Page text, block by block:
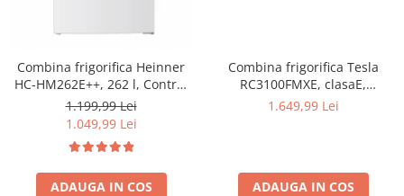
Combina frigorifica Heinner
HC-HM262E++, 262 l, Control
electronic, Iluminare LED, Usi
reversibile, Clasa E, H 180 cm,
Alb
1.199,99 Lei
1.049,99 Lei
ADAUGA IN COS
Combina frigorifica Tesla
RC3100FMXE, clasaE,
310LTotal No Frost, Display
1.649,99 Lei
ADAUGA IN COS